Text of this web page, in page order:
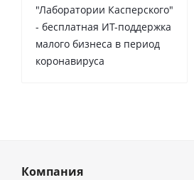
"Лаборатории Касперского"
- бесплатная ИТ-поддержка
малого бизнеса в период
коронавируса
Компания